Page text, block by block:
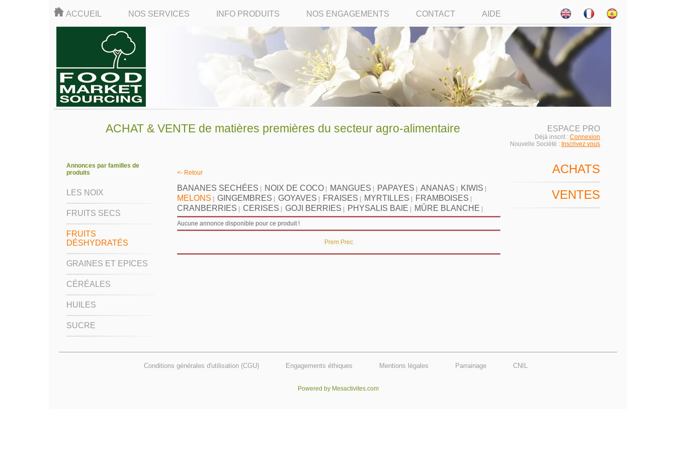
ACCUEIL NOS SERVICES INFO PRODUITS NOS ENGAGEMENTS CONTACT AIDE
ACHAT & VENTE de matières premières du secteur agro-alimentaire ESPACE PRO
Déjà inscrit : Connexion
Nouvelle Société : Inscrivez vous
Annonces par familles de
produits
LES NOIX
FRUITS SECS
FRUITS
DÉSHYDRATÉS
GRAINES ET EPICES
CÉRÉALES
HUILES
SUCRE
<- Retour
BANANES SECHÉES NOIX DE COCO MANGUES PAPAYES ANANAS KIWIS
MELONS GINGEMBRES GOYAVES FRAISES MYRTILLES FRAMBOISES
CRANBERRIES CERISES GOJI BERRIES PHYSALIS BAIE MÛRE BLANCHE
Aucune annonce disponible pour ce produit !
Prem Prec
ACHATS
VENTES
Conditions générales d'utilisation (CGU) Engagements éthiques Mentions légales Parrainage CNIL
Powered by Mesactivites.com